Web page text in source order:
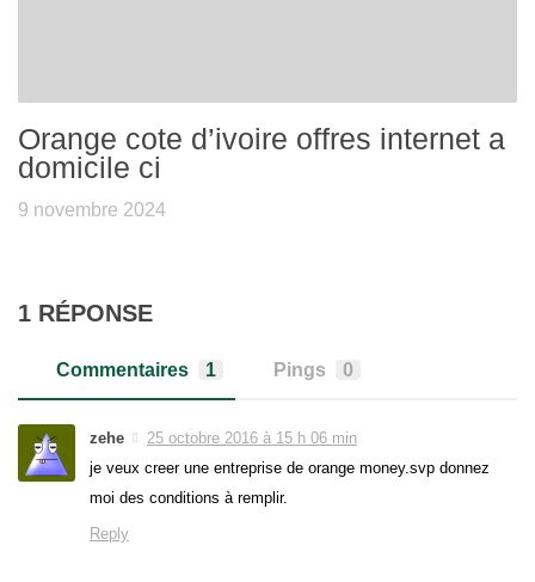
Orange cote d’ivoire offres internet a
domicile ci
9 novembre 2024
1 RÉPONSE
Commentaires 1 Pings 0
zehe
25 octobre 2016 à 15 h 06 min
je veux creer une entreprise de orange money.svp donnez
moi des conditions à remplir.
Reply